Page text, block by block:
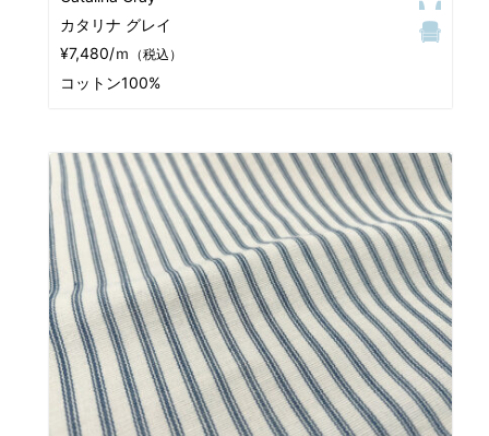
カタリナ グレイ
¥7,480/ｍ （税込）
コットン100%